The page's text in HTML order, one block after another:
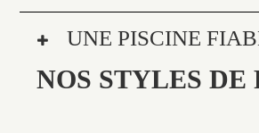
UNE PISCINE
NOS STYLES DE